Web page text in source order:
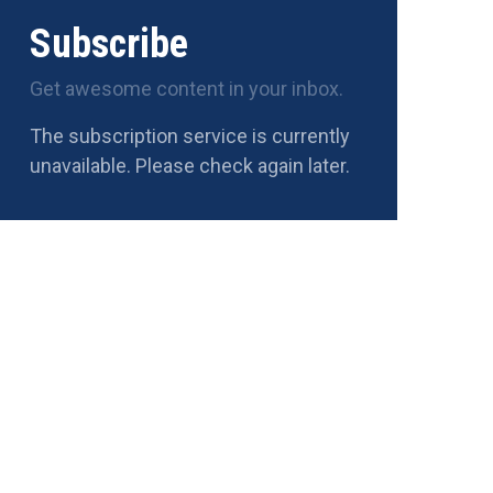
Subscribe
Get awesome content in your inbox.
The subscription service is currently
unavailable. Please check again later.